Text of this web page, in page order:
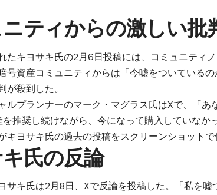
ティからの激しい批
たキヨサキ氏の2月6日投稿には、コミュニティ
号資産コミュニティからは「今嘘をついている
が殺到した。
ルプランナーのマーク・マグラス氏はXで、「あ
推奨し続けながら、今になって購入していなか
キヨサキ氏の過去の投稿をスクリーンショットで
氏の反論
サキ氏は2月8日、Xで反論を投稿した。「私を